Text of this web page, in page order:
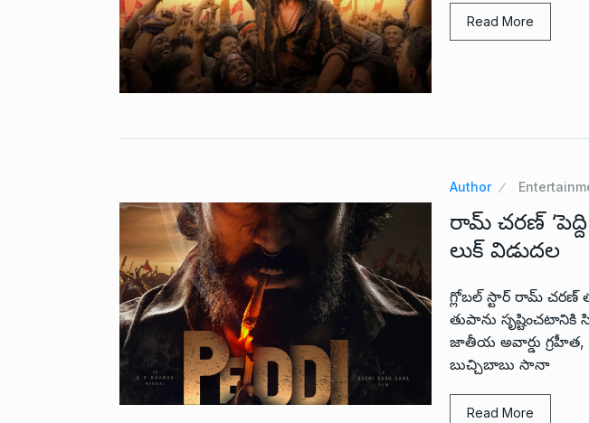
Read More
Author
రామ్ చరణ్
లుక్ విడుదల
గ్లోబల్ స్టార్ రామ్ చరణ్
తుపాను సృష్టించ‌టానికి
జాతీయ అవార్డు గ్రహీత,
బుచ్చిబాబు సానా
Read More